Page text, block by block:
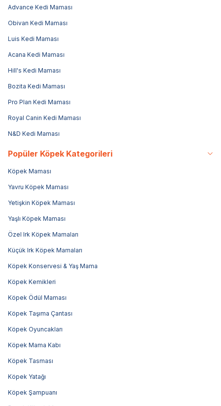
Advance Kedi Maması
Obivan Kedi Maması
Luis Kedi Maması
Acana Kedi Maması
Hill's Kedi Maması
Bozita Kedi Maması
Pro Plan Kedi Maması
Royal Canin Kedi Maması
N&D Kedi Maması
Popüler Köpek Kategorileri
Köpek Maması
Yavru Köpek Maması
Yetişkin Köpek Maması
Yaşlı Köpek Maması
Özel Irk Köpek Mamaları
Küçük Irk Köpek Mamaları
Köpek Konservesi & Yaş Mama
Köpek Kemikleri
Köpek Ödül Maması
Köpek Taşıma Çantası
Köpek Oyuncakları
Köpek Mama Kabı
Köpek Tasması
Köpek Yatağı
Köpek Şampuanı